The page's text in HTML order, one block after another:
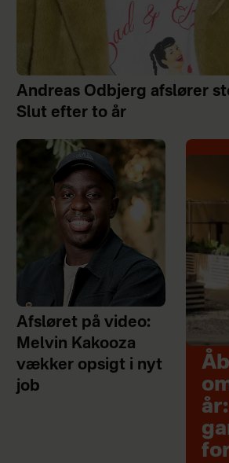
Andreas Odbjerg afslører
Slut efter to år
Afsløret på video:
Melvin Kakooza
vækker opsigt i nyt
job